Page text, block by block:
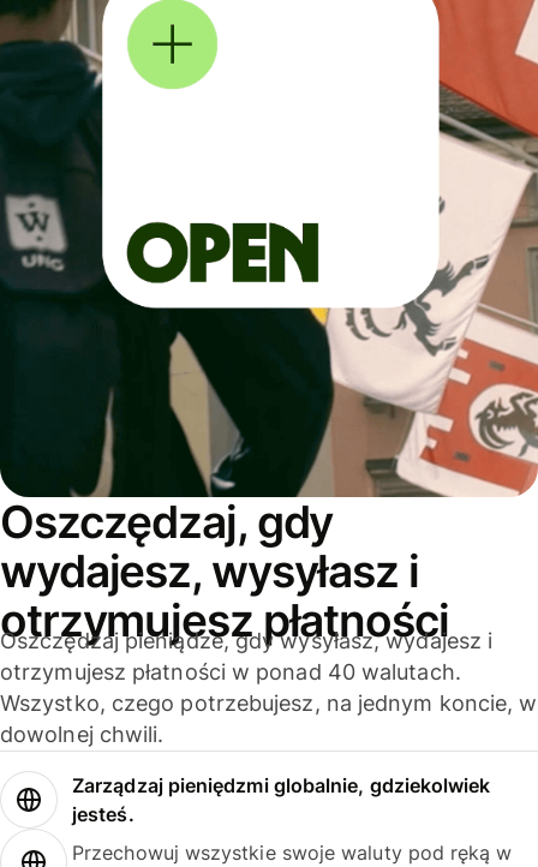
Oszczędzaj, gdy
wydajesz, wysyłasz i
otrzymujesz płatności
Oszczędzaj pieniądze, gdy wysyłasz, wydajesz i
otrzymujesz płatności w ponad 40 walutach.
Wszystko, czego potrzebujesz, na jednym koncie, w
dowolnej chwili.
Zarządzaj pieniędzmi globalnie, gdziekolwiek
jesteś.
Przechowuj wszystkie swoje waluty pod ręką w